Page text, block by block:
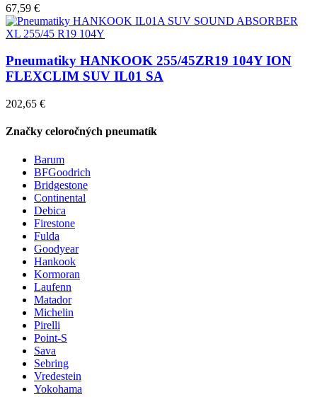
67,59 €
Pneumatiky HANKOOK 255/45ZR19 104Y ION
FLEXCLIM SUV IL01 SA
202,65 €
Značky celoročných pneumatík
Barum
BFGoodrich
Bridgestone
Continental
Debica
Firestone
Fulda
Goodyear
Hankook
Kormoran
Laufenn
Matador
Michelin
Pirelli
Point-S
Sava
Sebring
Vredestein
Yokohama